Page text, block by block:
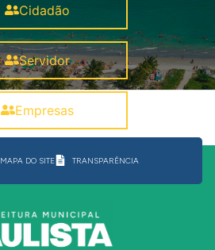
Cidadão
Servidor
Empresas
MAPA DO SITE TRANSPARÊNCIA